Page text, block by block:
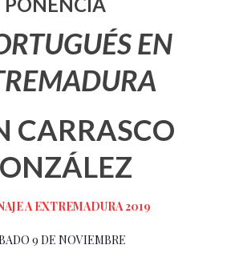
EN
CARRASCO
A EXTREMADURA 2019
9 DE NOVIEMBRE